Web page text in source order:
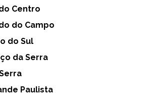
Centro
do Campo
do Sul
da Serra
Paulista